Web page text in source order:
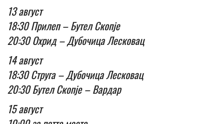
13 август
18:30 Прилеп – Бутел Скопје
20:30 Охрид – Дубочица Лесковац
14 август
18:30 Струга – Дубочица Лесковац
20:30 Бутел Скопје – Вардар
15 август